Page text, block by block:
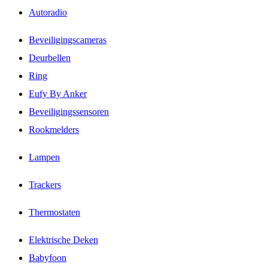
Autoradio
Beveiligingscameras
Deurbellen
Ring
Eufy By Anker
Beveiligingssensoren
Rookmelders
Lampen
Trackers
Thermostaten
Elektrische Deken
Babyfoon